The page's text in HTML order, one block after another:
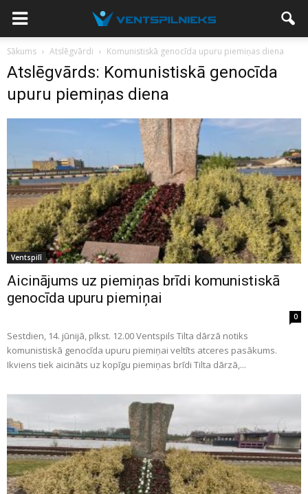
Sākums Atslēgvārdi Komunistiskā genocīda upuru piemiņas diena
Atslēgvārds: Komunistiskā genocīda
upuru piemiņas diena
Ventspilī
Aicinājums uz piemiņas brīdi komunistiskā
genocīda upuru piemiņai
0
Sestdien, 14. jūnijā, plkst. 12.00 Ventspils Tilta dārzā notiks
komunistiskā genocīda upuru piemiņai veltīts atceres pasākums.
Ikviens tiek aicināts uz kopīgu piemiņas brīdi Tilta dārzā,...